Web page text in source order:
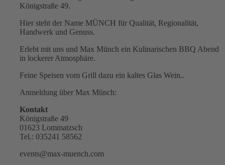
Königstraße 49.
Hier steht der Name MÜNCH für Qualität, Regionalität,
Handwerk und Genuss.
Erlebt mit uns und Max Münch ein Kulinarischen BBQ Abend
in lockerer Atmosphäre.
Feine Speisen vom Grill dazu ein kaltes Glas Wein..
Anmeldung über Max Münch:
Kontakt
Königstraße 49
01623 Lommatzsch
Tel.: 035241 58562
events@max-muench.com